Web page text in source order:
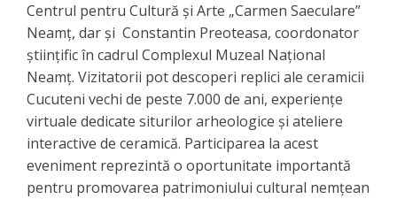
Centrul pentru Cultură și Arte „Carmen Saeculare”
Neamț, dar și Constantin Preoteasa, coordonator
științific în cadrul Complexul Muzeal Național
Neamț. Vizitatorii pot descoperi replici ale ceramicii
Cucuteni vechi de peste 7.000 de ani, experiențe
virtuale dedicate siturilor arheologice și ateliere
interactive de ceramică. Participarea la acest
eveniment reprezintă o oportunitate importantă
pentru promovarea patrimoniului cultural nemțean